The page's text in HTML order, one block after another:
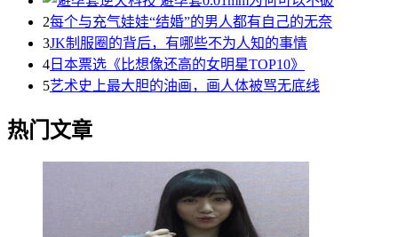
2每个与充气娃娃“结婚”的男人都有自己的无奈
3JK制服圈的背后，有哪些不为人知的事情
4 日本票选《比想像还高的女明星TOP10》
5艺术史上最大胆的油画，画人体被骂无底线
热门文章